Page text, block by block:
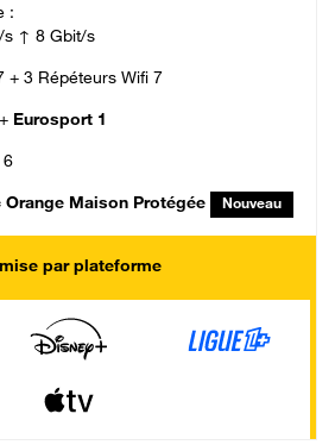
:
s ↑ 8 Gbit/s
+ 3 Répéteurs Wifi 7
Eurosport 1
6
Orange Maison Protégée Nouveau
par plateforme